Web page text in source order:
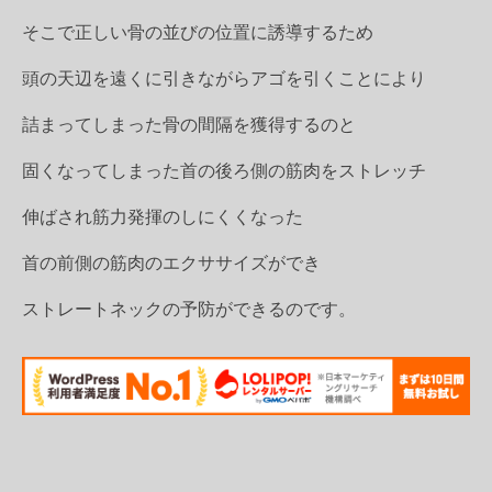
そこで正しい骨の並びの位置に誘導するため
頭の天辺を遠くに引きながらアゴを引くことにより
詰まってしまった骨の間隔を獲得するのと
固くなってしまった首の後ろ側の筋肉をストレッチ
伸ばされ筋力発揮のしにくくなった
首の前側の筋肉のエクササイズができ
ストレートネックの予防ができるのです。